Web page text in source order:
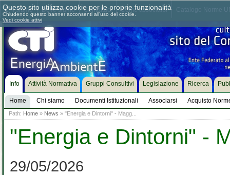
Chi siamo Dove siamo Contattaci Come associarsi
Info
Home Chi siamo Documenti Istituzionali Associarsi Acquisto
Attività Normativa Gruppi Consultivi Legislazione Ricerca
Path: Home » News » "Energia e Dintorni" - Magg...
"Energia e Dintorni" -
29/05/2026
Questo sito utilizza cookie per le proprie funzionalità
Chiudendo questo banner acconsenti all'uso dei cookie.
Vedi cookie attivi